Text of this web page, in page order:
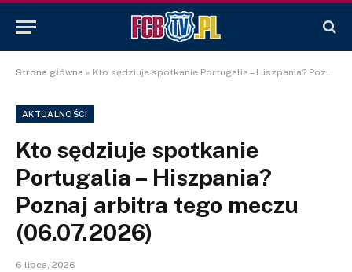
Strona główna » Kto sędziuje spotkanie Portugalia – Hiszpania? Poznaj arbitra tego meczu (06.07.2026)
AKTUALNOŚCI
Kto sędziuje spotkanie
Portugalia – Hiszpania?
Poznaj arbitra tego meczu
(06.07.2026)
6 lipca, 2026